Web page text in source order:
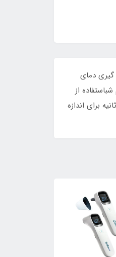
درجه سانتیگرادقابلیت اندازه گیری دمای
از
اندازه گیری کوتاه یک ثانیه برای اندازه